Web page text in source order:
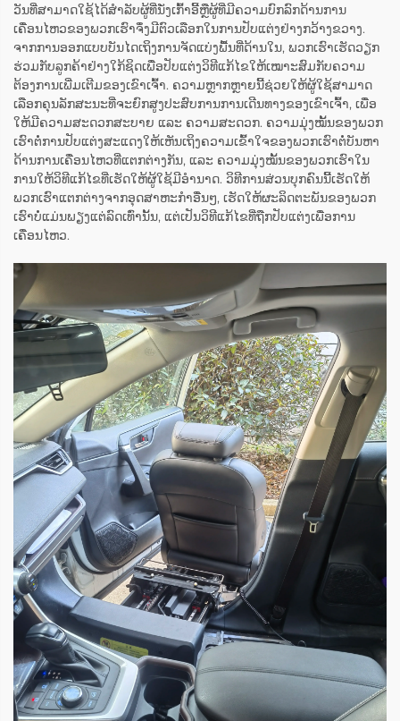
ວັນທີ່ສາມາດໃຊ້ໄດ້ສຳລັບຜູ້ທີ່ນັ່ງເກົ້າອີ້ຫຼືຜູ້ທີ່ມີຄວາມບົກລົກດ້ານການ
ເຄື່ອນໄຫວຂອງພວກເຮົາຈຶ່ງມີຕົວເລືອກໃນການປັບແຕ່ງຢ່າງກວ້າງຂວາງ.
ຈາກການອອກແບບບັນໄດເຖິງການຈັດແບ່ງພື້ນທີ່ດ້ານໃນ, ພວກເຮົາເຮັດວຽກ
ຮ່ວມກັບລູກຄ້າຢ່າງໃກ້ຊິດເພື່ອປັບແຕ່ງວິທີແກ້ໄຂໃຫ້ເໝາະສົມກັບຄວາມ
ຕ້ອງການເພີ່ມເຕີມຂອງເຂົາເຈົ້າ. ຄວາມຫຼາກຫຼາຍນີ້ຊ່ວຍໃຫ້ຜູ້ໃຊ້ສາມາດ
ເລືອກຄຸນລັກສະນະທີ່ຈະຍົກສູງປະສົບການການເດີນທາງຂອງເຂົາເຈົ້າ, ເພື່ອ
ໃຫ້ມີຄວາມສະດວກສະບາຍ ແລະ ຄວາມສະດວກ. ຄວາມມຸ່ງໝັ້ນຂອງພວກ
ເຮົາຕໍ່ການປັບແຕ່ງສະແດງໃຫ້ເຫັນເຖິງຄວາມເຂົ້າໃຈຂອງພວກເຮົາຕໍ່ບັນຫາ
ດ້ານການເຄື່ອນໄຫວທີ່ແຕກຕ່າງກັນ, ແລະ ຄວາມມຸ່ງໝັ້ນຂອງພວກເຮົາໃນ
ການໃຫ້ວິທີແກ້ໄຂທີ່ເຮັດໃຫ້ຜູ້ໃຊ້ມີອຳນາດ. ວິທີການສ່ວນບຸກຄົນນີ້ເຮັດໃຫ້
ພວກເຮົາແຕກຕ່າງຈາກອຸດສາຫະກຳອື່ນໆ, ເຮັດໃຫ້ຜະລິດຕະພັນຂອງພວກ
ເຮົາບໍ່ແມ່ນພຽງແຕ່ລົດເທົ່ານັ້ນ, ແຕ່ເປັນວິທີແກ້ໄຂທີ່ຖືກປັບແຕ່ງເພື່ອການ
ເຄື່ອນໄຫວ.